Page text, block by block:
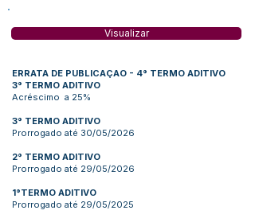
Visualizar
ERRATA DE PUBLICAÇAO - 4° TERMO ADITIVO
3° TERMO ADITIVO
Acréscimo a 25%
3° TERMO ADITIVO
Prorrogado até 30/05/2026
2° TERMO ADITIVO
Prorrogado até 29/05/2026
1°TERMO ADITIVO
Prorrogado até 29/05/2025